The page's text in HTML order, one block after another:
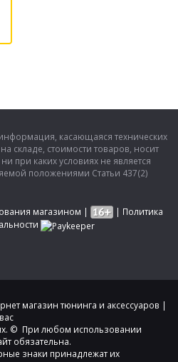
касающаяся технических
складе, стоимости товаров, носит
при каких условиях не является
положениями Статьи 437(2)
магазином | | Политика
магазин тюнинга и аксессуаров |
© При любом использовании
обязательна.
знаки принадлежат их